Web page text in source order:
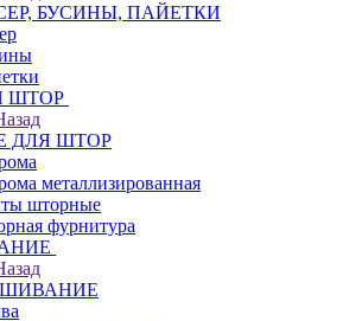
БУСИНЫ, ПАЙЕТКИ
ШТОР
ДЛЯ ШТОР
металлизированная
шторные
фурнитура